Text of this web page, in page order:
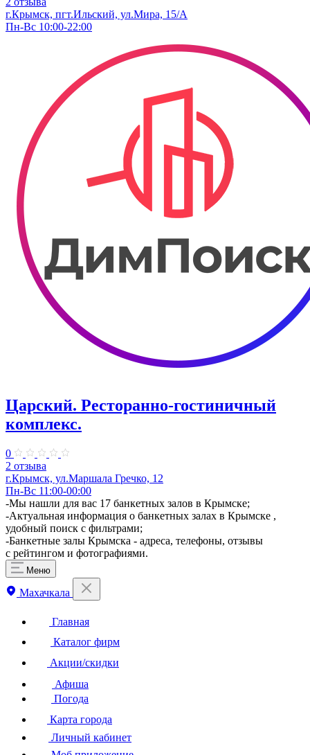
г.Крымск, пгт.Ильский, ул.Мира, 15/А
Пн-Вс 10:00-22:00
Царский. Ресторанно-гостиничный
комплекс.
0
2 отзыва
г.Крымск, ул.​Маршала Гречко, 12
Пн-Вс 11:00-00:00
-Мы нашли для вас 17 банкетных залов в Крымске;
-Актуальная информация о банкетных залах в Крымске ,
удобный поиск с фильтрами;
-Банкетные залы Крымска - адреса, телефоны, отзывы
с рейтингом и фотографиями.
Меню
Махачкала
Главная
Каталог фирм
Акции/скидки
Афиша
Погода
Карта города
Личный кабинет